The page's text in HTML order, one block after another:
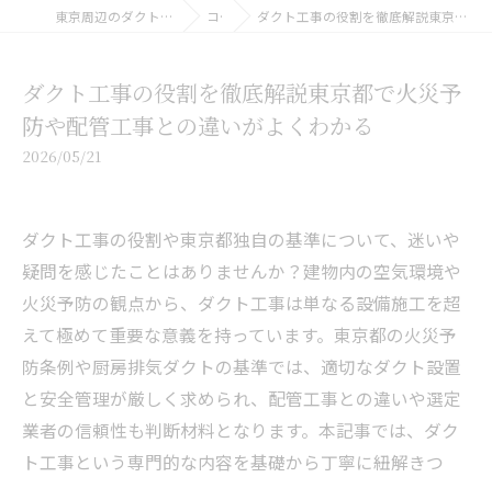
東京周辺のダクト工事なら有限会社岩元空調 コラム ダクト工事の役割を徹底解説東京都で火災予防や配管工事との違いがよくわかる
ダクト工事の役割を徹底解説東京都で火災予
防や配管工事との違いがよくわかる
2026/05/21
ダクト工事の役割や東京都独自の基準について、迷いや
疑問を感じたことはありませんか？建物内の空気環境や
火災予防の観点から、ダクト工事は単なる設備施工を超
えて極めて重要な意義を持っています。東京都の火災予
防条例や厨房排気ダクトの基準では、適切なダクト設置
と安全管理が厳しく求められ、配管工事との違いや選定
業者の信頼性も判断材料となります。本記事では、ダク
ト工事という専門的な内容を基礎から丁寧に紐解きつ